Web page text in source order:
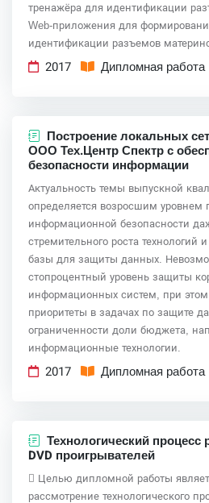
тренажёра для идентификации
Web-приложения для
идентификации разъемов
2017 Дипломная работа
Построение локальных
ООО Тех.Центр Спектр с
безопасности информации
Актуальность темы выпускной
определяется возросшим уровнем
информационной безопасности
стремительного роста технологий
базы для защиты данных.
стопроцентный уровень защиты
информационных систем, при этом
приоритеты в задачах по защите
ограниченности доли бюджета,
информационные технологии.
2017 Дипломная работа
Технологический процесс
DVD проигрывателей
 Целью дипломной работы
рассмотрение технологического